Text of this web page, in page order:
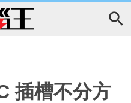
插槽不分方